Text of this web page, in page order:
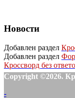
Новости
Добавлен раздел
Добавлен раздел
Кроссворд без
Copyright ©2026.
-